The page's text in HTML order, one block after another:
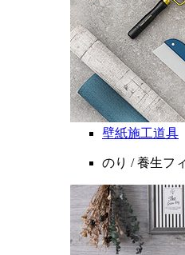
壁紙施工道具
のり / 養生フ